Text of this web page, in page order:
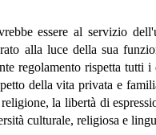
essere al servizio
alla luce della sua
regolamento rispetta
della vita privata e
la libertà di
culturale, religiosa e